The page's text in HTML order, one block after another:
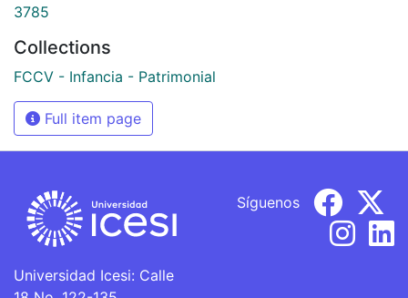
3785
Collections
FCCV - Infancia - Patrimonial
Full item page
Universidad Icesi: Calle
Síguenos